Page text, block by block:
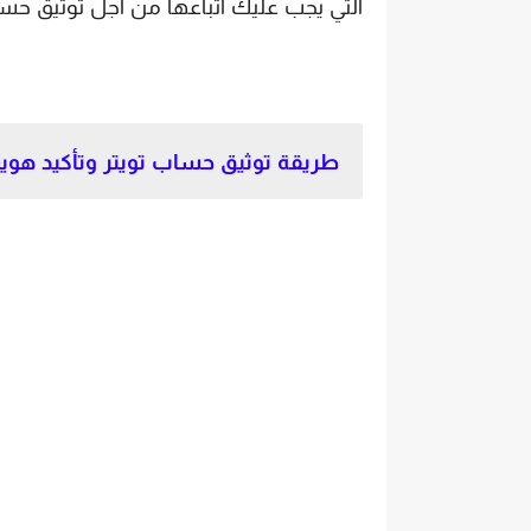
التي يجب عليك اتباعها من اجل توثيق
طريقة توثيق حساب تويتر وتأكيد